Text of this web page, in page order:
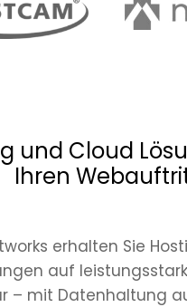
und Cloud
Ihren
erhalten Sie
auf
– mit Datenhaltung